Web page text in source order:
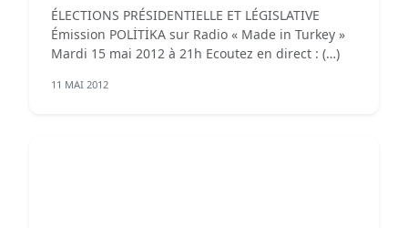
ÉLECTIONS PRÉSIDENTIELLE ET LÉGISLATIVE
Émission POLİTİKA sur Radio « Made in Turkey »
Mardi 15 mai 2012 à 21h Ecoutez en direct : (…)
11 MAI 2012